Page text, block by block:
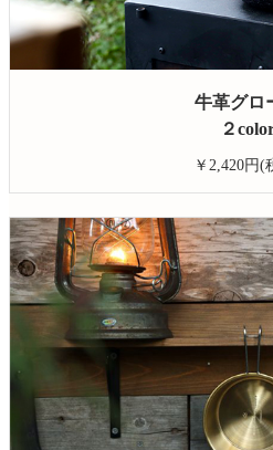
牛革グロ
２
￥2,420円(